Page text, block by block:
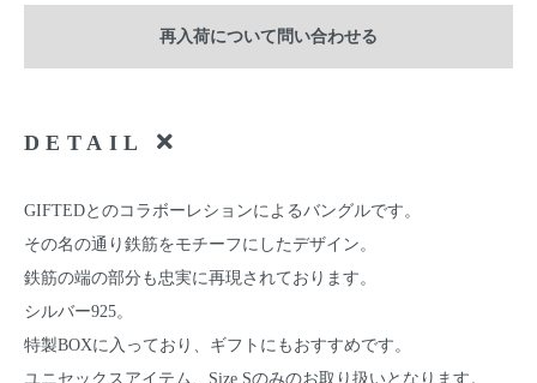
再入荷について問い合わせる
DETAIL
GIFTEDとのコラボーレションによるバングルです。
その名の通り鉄筋をモチーフにしたデザイン。
鉄筋の端の部分も忠実に再現されております。
シルバー925。
特製BOXに入っており、ギフトにもおすすめです。
ユニセックスアイテム、Size Sのみのお取り扱いとなります。